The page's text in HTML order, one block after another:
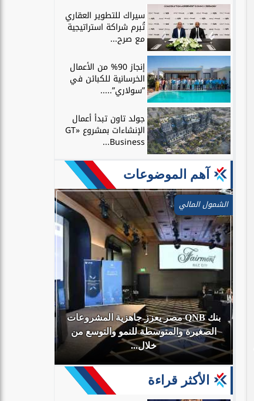
سيراك للتطوير العقاري
تُبرم شراكة استراتيجية
مع صرح...
إنجاز 90% من الأعمال
الخرسانية للكبائن في
”سولاري”.....
جولد تاون تبدأ أعمال
الإنشاءات بمشروع «GT
Business...
آهم الموضوعات
الشمول المالي
بنك QNB مصر يعزز جاهزية المشروعات
الصغيرة والمتوسطة للنمو والتوسع من
خلال...
الأكثر قراءة